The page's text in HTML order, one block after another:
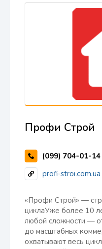
Профи Строй
(099) 704-01-14
profi-stroi.com.ua
«Профи Строй» —
циклаУже более 10
любой сложности —
до масштабных
охватывают весь